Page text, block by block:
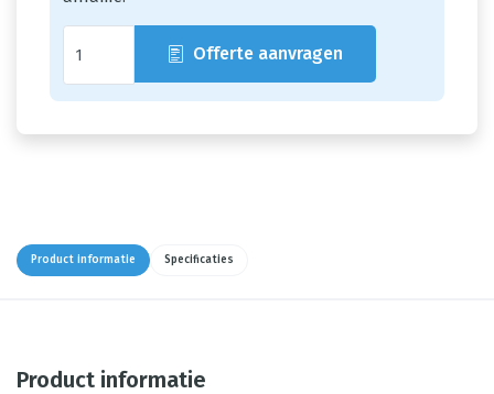
Offerte aanvragen
Product informatie Specificaties
Product informatie